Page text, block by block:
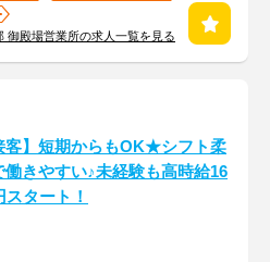
御殿場営業所の求人一覧を見る
客】短期からもOK★シフト柔
働きやすい♪未経験も高時給16
スタート！